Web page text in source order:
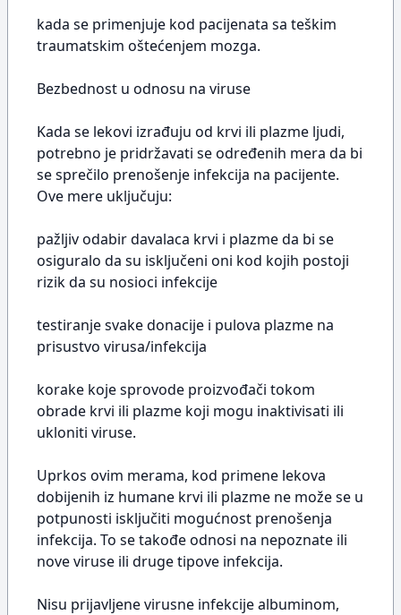
kada se primenjuje kod pacijenata sa teškim
traumatskim oštećenjem mozga.
Bezbednost u odnosu na viruse
Kada se lekovi izrađuju od krvi ili plazme ljudi,
potrebno je pridržavati se određenih mera da bi
se sprečilo prenošenje infekcija na pacijente.
Ove mere uključuju:
pažljiv odabir davalaca krvi i plazme da bi se
osiguralo da su isključeni oni kod kojih postoji
rizik da su nosioci infekcije
testiranje svake donacije i pulova plazme na
prisustvo virusa/infekcija
korake koje sprovode proizvođači tokom
obrade krvi ili plazme koji mogu inaktivisati ili
ukloniti viruse.
Uprkos ovim merama, kod primene lekova
dobijenih iz humane krvi ili plazme ne može se u
potpunosti isključiti mogućnost prenošenja
infekcija. To se takođe odnosi na nepoznate ili
nove viruse ili druge tipove infekcija.
Nisu prijavljene virusne infekcije albuminom,